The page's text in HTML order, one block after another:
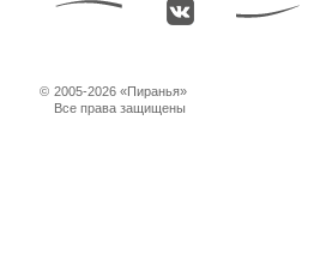
© 2005-2026 «Пиранья»
Все права защищены